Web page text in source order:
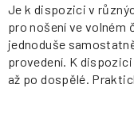
Je k dispozici v
pro nošení ve volném
jednoduše
provedení. K
až po dospělé.